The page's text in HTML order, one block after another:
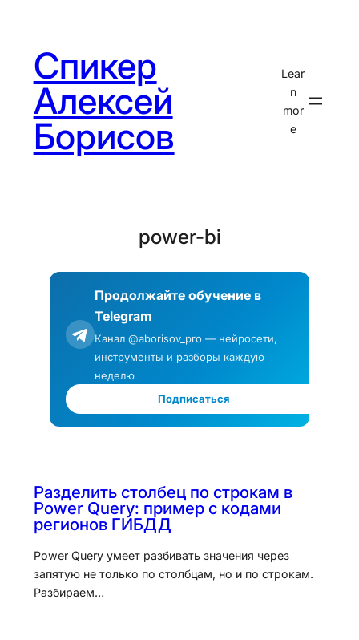
содержимому
Спикер
Алексей
Борисов
Lear
n
mor
e
power-bi
Продолжайте обучение в
Telegram
Канал @aborisov_pro — нейросети,
инструменты и разборы каждую
неделю
Подписаться
Разделить столбец по строкам в
Power Query: пример с кодами
регионов ГИБДД
Power Query умеет разбивать значения через
запятую не только по столбцам, но и по строкам.
Разбираем…